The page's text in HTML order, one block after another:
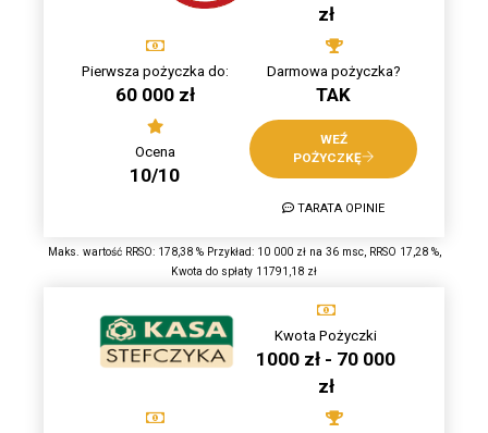
zł
Pierwsza pożyczka do:
60 000 zł
Darmowa pożyczka?
TAK
Ocena
10/10
WEŹ
POŻYCZKĘ
TARATA OPINIE
Maks. wartość RRSO: 178,38 % Przykład: 10 000 zł na 36 msc, RRSO 17,28 %,
Kwota do spłaty 11791,18 zł
Kwota Pożyczki
1000 zł - 70 000
zł